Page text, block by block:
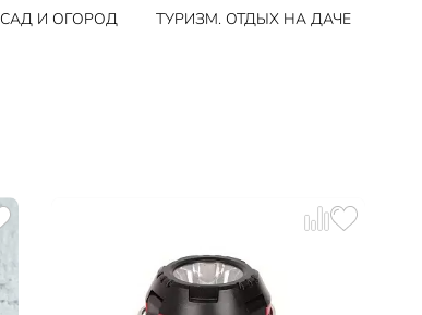
САД И ОГОРОД ТУРИЗМ. ОТДЫХ НА ДАЧЕ